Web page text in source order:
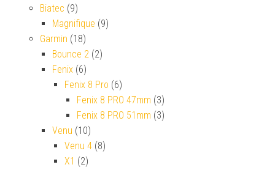
Biatec (9)
Magnifique (9)
Garmin (18)
Bounce 2 (2)
Fenix (6)
Fenix 8 Pro (6)
Fenix 8 PRO 47mm (3)
Fenix 8 PRO 51mm (3)
Venu (10)
Venu 4 (8)
X1 (2)